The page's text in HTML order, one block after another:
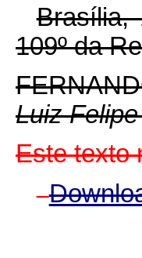
Brasília,
109º da
Luiz
Este texto